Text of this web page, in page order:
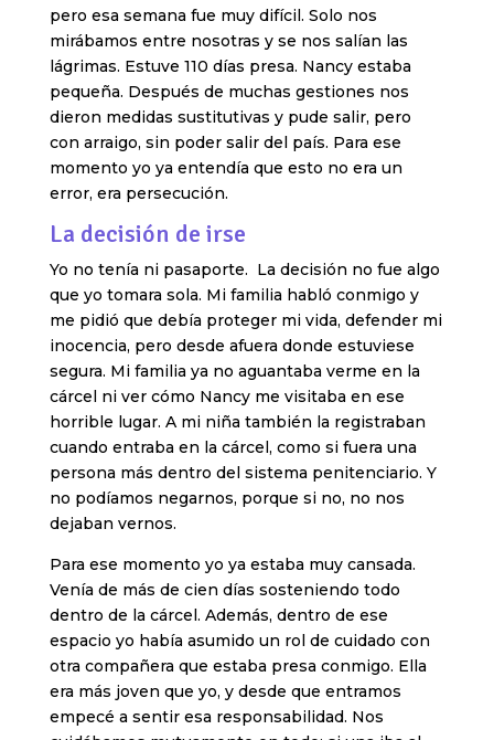
pero esa semana fue muy difícil. Solo nos
mirábamos entre nosotras y se nos salían las
lágrimas. Estuve 110 días presa. Nancy estaba
pequeña. Después de muchas gestiones nos
dieron medidas sustitutivas y pude salir, pero
con arraigo, sin poder salir del país. Para ese
momento yo ya entendía que esto no era un
error, era persecución.
La decisión de irse
Yo no tenía ni pasaporte. La decisión no fue algo
que yo tomara sola. Mi familia habló conmigo y
me pidió que debía proteger mi vida, defender mi
inocencia, pero desde afuera donde estuviese
segura. Mi familia ya no aguantaba verme en la
cárcel ni ver cómo Nancy me visitaba en ese
horrible lugar. A mi niña también la registraban
cuando entraba en la cárcel, como si fuera una
persona más dentro del sistema penitenciario. Y
no podíamos negarnos, porque si no, no nos
dejaban vernos.
Para ese momento yo ya estaba muy cansada.
Venía de más de cien días sosteniendo todo
dentro de la cárcel. Además, dentro de ese
espacio yo había asumido un rol de cuidado con
otra compañera que estaba presa conmigo. Ella
era más joven que yo, y desde que entramos
empecé a sentir esa responsabilidad. Nos